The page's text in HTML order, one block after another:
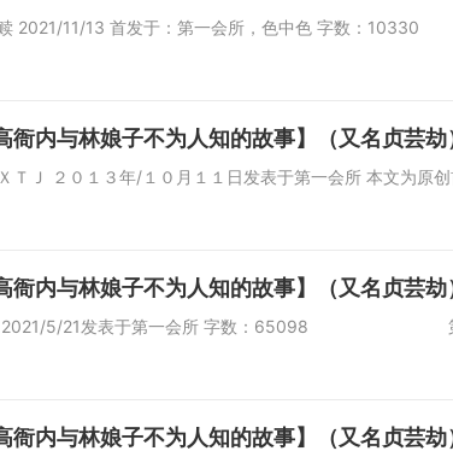
救赎 2021/11/13 首发于：第一会所，色中
衙内与林娘子不为人知的故事】（又名贞芸
ＴＪ ２０１３年/１０月１１日发表于第一会所 本文为原
衙内与林娘子不为人知的故事】（又名贞芸劫
2021/5/21发表于第一会所 字数：65098 第二十
衙内与林娘子不为人知的故事】（又名贞芸劫